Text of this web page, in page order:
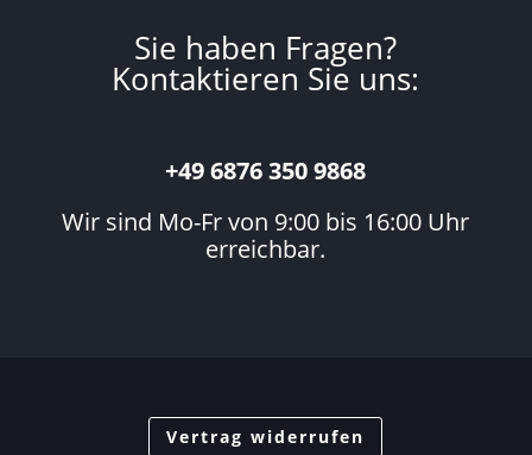
Sie haben Fragen?
Kontaktieren Sie uns:
+49 6876 350 9868
Wir sind Mo-Fr von 9:00 bis 16:00 Uhr
erreichbar.
Vertrag widerrufen